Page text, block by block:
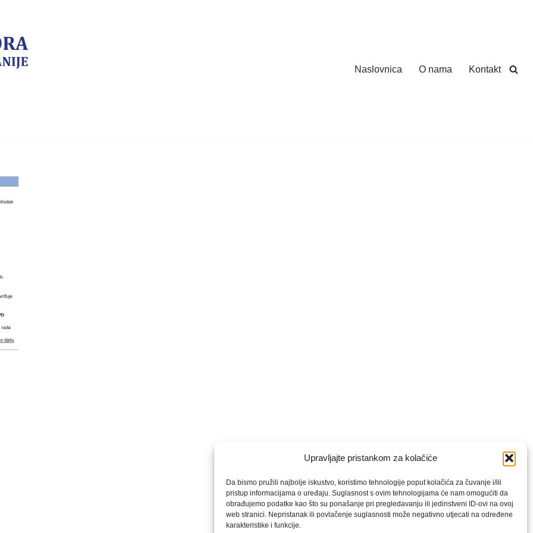
Upravljajte pristankom za kolačiće
Da bismo pružili najbolje iskustvo, koristimo tehnologije poput kolačića za čuvanje i/ili
pristup informacijama o uređaju. Suglasnost s ovim tehnologijama će nam omogućiti da
obrađujemo podatke kao što su ponašanje pri pregledavanju ili jedinstveni ID-ovi na ovoj
web stranici. Nepristanak ili povlačenje suglasnosti može negativno utjecati na određene
karakteristike i funkcije.
Naslovnica O nama Kontakt